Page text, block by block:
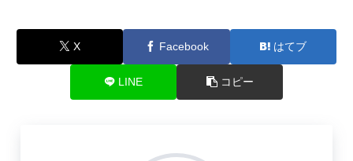
X Facebook はてブ
LINE コピー